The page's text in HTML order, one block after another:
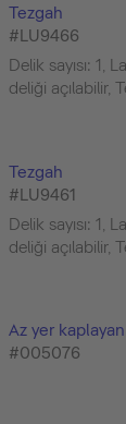
Tezgah
#LU9466
Delik sayısı: 1,
deliği açılabilir,
Tezgah
#LU9461
Delik sayısı: 1,
deliği açılabilir,
Az yer
#005076